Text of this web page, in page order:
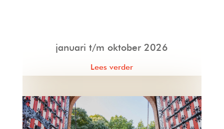
januari t/m oktober 2026
Lees verder